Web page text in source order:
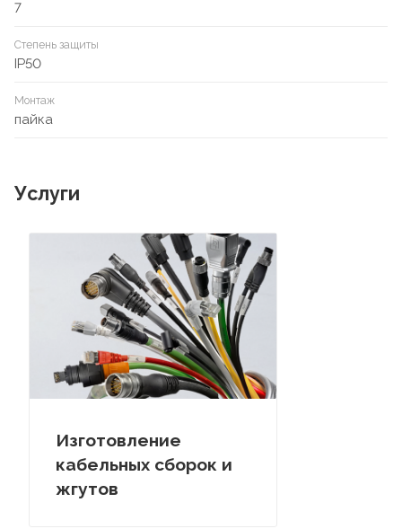
7
Степень защиты
IP50
Монтаж
пайка
Услуги
Изготовление
кабельных сборок и
жгутов